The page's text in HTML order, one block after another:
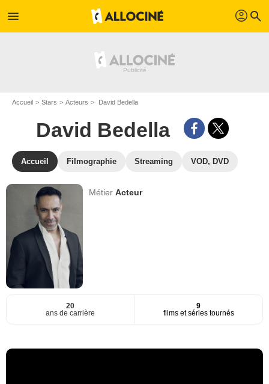
menu profil search
Accueil Stars Acteurs David Bedella
David Bedella
Accueil Filmographie Streaming VOD, DVD
MétierActeur
20
ans de carrière
9
films et séries tournés